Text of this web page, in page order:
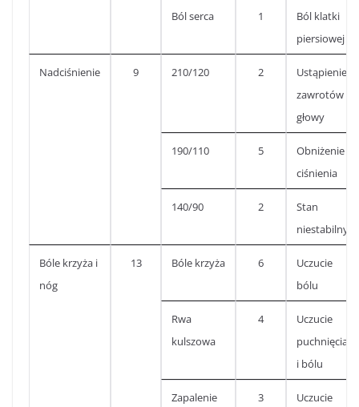
Ból serca 1
Ból klatki
piersiowej
Nadciśnienie 9 210/120 2
Ustąpienie
zawrotów
głowy
190/110 5
Obniżenie
ciśnienia
140/90 2
Stan
niestabilny
Bóle krzyża i
nóg
13 Bóle krzyża 6
Uczucie
bólu
Rwa
kulszowa
4
Uczucie
puchnięcia
i bólu
Zapalenie
3
Uczucie